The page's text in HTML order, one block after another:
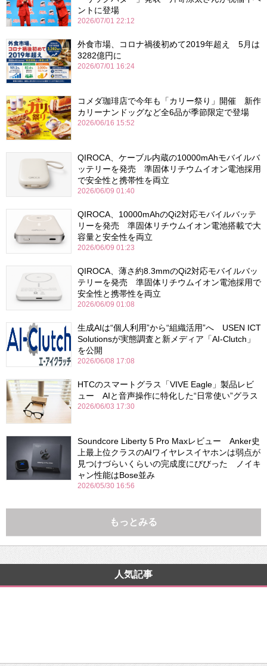
ントに登場
2026/07/01 22:12
外食市場、コロナ禍後初めて2019年超え 5月は
3282億円に
2026/07/01 16:24
コメダ珈琲店で今年も「カリー祭り」開催 新作
カリーナンドッグなど全6品が季節限定で登場
2026/06/16 15:52
QIROCA、ケーブル内蔵の10000mAhモバイルバ
ッテリーを発売 準固体リチウムイオン電池採用
で安全性と携帯性を両立
2026/06/09 01:40
QIROCA、10000mAhのQi2対応モバイルバッテ
リーを発売 準固体リチウムイオン電池搭載で大
容量と安全性を両立
2026/06/09 01:23
QIROCA、薄さ約8.3mmのQi2対応モバイルバッ
テリーを発売 準固体リチウムイオン電池採用で
安全性と携帯性を両立
2026/06/09 01:08
生成AIは“個人利用”から“組織活用”へ USEN ICT
Solutionsが実態調査と新メディア「AI-Clutch」
を公開
2026/06/08 17:08
HTCのスマートグラス「VIVE Eagle」製品レビ
ュー AIと音声操作に特化した“日常使い”グラス
2026/06/03 17:30
Soundcore Liberty 5 Pro Maxレビュー Anker史
上最上位クラスのAIワイヤレスイヤホンは弱点が
見つけづらいくらいの完成度にびびった ノイキ
ャン性能はBose並み
2026/05/30 16:56
もっとみる
人気記事